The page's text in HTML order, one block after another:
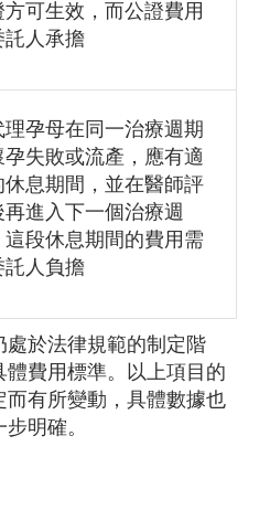
方可生效，而公證費用
託人承擔
理孕母在同一治療週期
孕失敗或流產，應有適
休息期間，並在醫師評
再進入下一個治療週
這段休息期間的費用需
託人負擔
處於法律規範的制定階
費用標準。以上項目的
而有所變動，具體數據也
明確。